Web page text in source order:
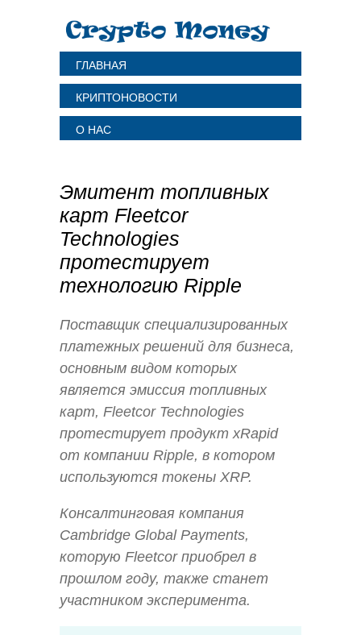
ГЛАВНАЯ
КРИПТОНОВОСТИ
О НАС
Эмитент топливных
карт Fleetcor
Technologies
протестирует
технологию Ripple
Поставщик специализированных
платежных решений для бизнеса,
основным видом которых
является эмиссия топливных
карт, Fleetcor Technologies
протестирует продукт xRapid
от компании Ripple, в котором
используются токены XRP.
Консалтинговая компания
Cambridge Global Payments,
которую Fleetcor приобрел в
прошлом году, также станет
участником эксперимента.